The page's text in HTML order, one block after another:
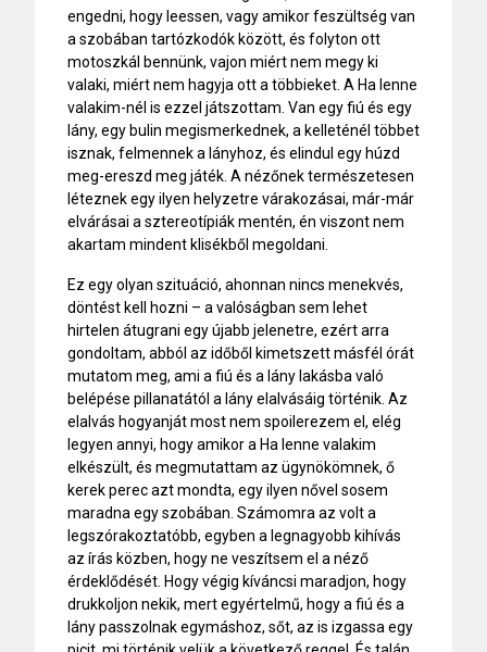
engedni, hogy leessen, vagy amikor feszültség van
a szobában tartózkodók között, és folyton ott
motoszkál bennünk, vajon miért nem megy ki
valaki, miért nem hagyja ott a többieket. A Ha lenne
valakim-nél is ezzel játszottam. Van egy fiú és egy
lány, egy bulin megismerkednek, a kelleténél többet
isznak, felmennek a lányhoz, és elindul egy húzd
meg-ereszd meg játék. A nézőnek természetesen
léteznek egy ilyen helyzetre várakozásai, már-már
elvárásai a sztereotípiák mentén, én viszont nem
akartam mindent klisékből megoldani.
Ez egy olyan szituáció, ahonnan nincs menekvés,
döntést kell hozni – a valóságban sem lehet
hirtelen átugrani egy újabb jelenetre, ezért arra
gondoltam, abból az időből kimetszett másfél órát
mutatom meg, ami a fiú és a lány lakásba való
belépése pillanatától a lány elalvásáig történik. Az
elalvás hogyanját most nem spoilerezem el, elég
legyen annyi, hogy amikor a Ha lenne valakim
elkészült, és megmutattam az ügynökömnek, ő
kerek perec azt mondta, egy ilyen nővel sosem
maradna egy szobában. Számomra az volt a
legszórakoztatóbb, egyben a legnagyobb kihívás
az írás közben, hogy ne veszítsem el a néző
érdeklődését. Hogy végig kíváncsi maradjon, hogy
drukkoljon nekik, mert egyértelmű, hogy a fiú és a
lány passzolnak egymáshoz, sőt, az is izgassa egy